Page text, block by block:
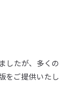
したが、多くの
をご提供いたし